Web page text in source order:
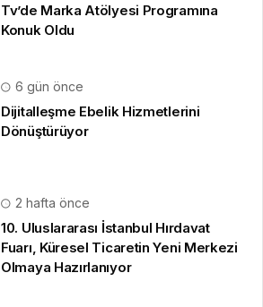
Tv’de Marka Atölyesi Programına
Konuk Oldu
6 gün önce
Dijitalleşme Ebelik Hizmetlerini
Dönüştürüyor
2 hafta önce
10. Uluslararası İstanbul Hırdavat
Fuarı, Küresel Ticaretin Yeni Merkezi
Olmaya Hazırlanıyor